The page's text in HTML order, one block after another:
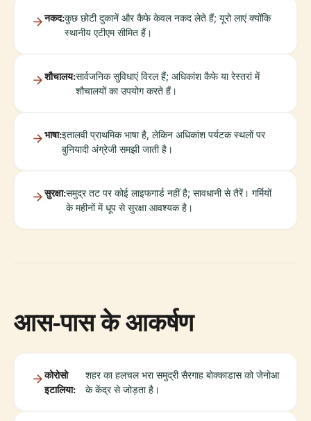
नकद:कुछ छोटी दुकानें और कैफे केवल नकद लेते हैं; यूरो लाएं क्योंकि
स्थानीय एटीएम सीमित हैं।
शौचालय:सार्वजनिक सुविधाएं विरल हैं; अधिकांश कैफे या रेस्तरां में
शौचालयों का उपयोग करते हैं।
भाषा:इतालवी प्राथमिक भाषा है, लेकिन अधिकांश पर्यटक स्थलों पर
बुनियादी अंग्रेजी समझी जाती है।
सुरक्षा:समुद्र तट पर कोई लाइफगार्ड नहीं है; सावधानी से तैरें। गर्मियों
के महीनों में धूप से सुरक्षा आवश्यक है।
आस-पास के आकर्षण
कोरोसो
इटालिया:
शहर का हलचल भरा समुद्री सैरगाह बोक्काडास को जेनोआ
के केंद्र से जोड़ता है।